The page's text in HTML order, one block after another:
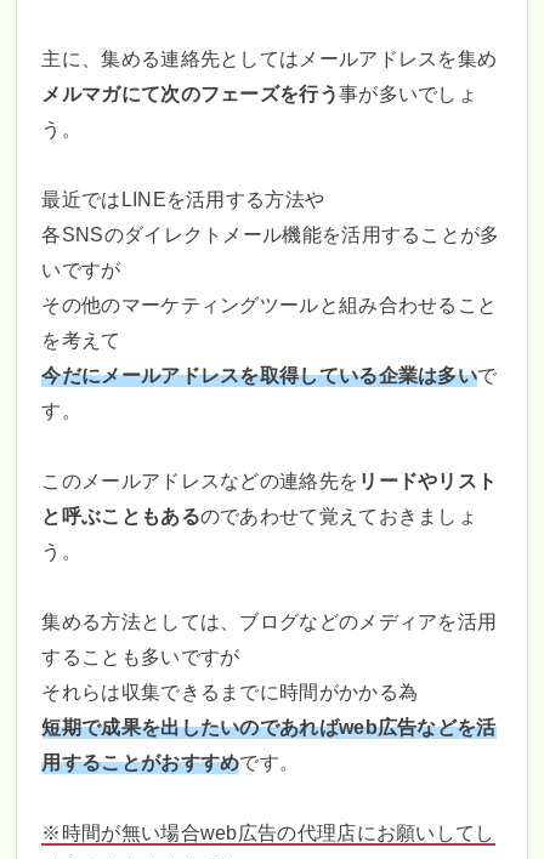
主に、集める連絡先としてはメールアドレスを集め
メルマガにて次のフェーズを行う事が多いでしょ
う。
最近ではLINEを活用する方法や
各SNSのダイレクトメール機能を活用することが多
いですが
その他のマーケティングツールと組み合わせること
を考えて
今だにメールアドレスを取得している企業は多いで
す。
このメールアドレスなどの連絡先を リードやリスト
と呼ぶこともあるのであわせて覚えておきましょ
う。
集める方法としては、ブログなどのメディアを活用
することも多いですが
それらは収集できるまでに時間がかかる為
短期で成果を出したいのであればweb広告などを活
用することがおすすめです。
※時間が無い場合web広告の代理店にお願いしてし